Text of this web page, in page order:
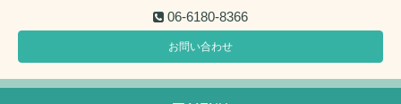
06-6180-8366
お問い合わせ